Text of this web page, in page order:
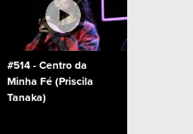
#514 - Centro da
Minha Fé (Priscila
Tanaka)